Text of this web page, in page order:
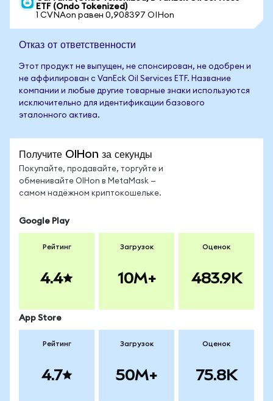
ETF (Ondo Tokenized)
1 CVNAon равен 0,908397 OIHon
Отказ от ответственности
Этот продукт не выпущен, не спонсирован, не одобрен и
не аффилирован с VanEck Oil Services ETF. Название
компании и любые другие товарные знаки используются
исключительно для идентификации базового
эталонного актива.
Получите OIHon за секунды
Покупайте, продавайте, торгуйте и
обменивайте OIHon в MetaMask —
самом надёжном криптокошельке.
Google Play
Рейтинг
4.4
Загрузок
10M+
Оценок
483.9K
App Store
Рейтинг
4.7
Загрузок
50M+
Оценок
75.8K